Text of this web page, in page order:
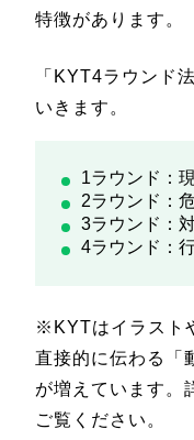
特徴があります。
「KYT4ラウンド
いきます。
1ラウンド：
2ラウンド：
3ラウンド：
4ラウンド：
※KYTはイラスト
直接的に伝わる「
が増えています。
ご覧ください。